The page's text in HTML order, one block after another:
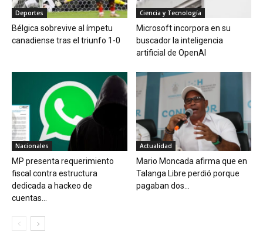
Deportes
Bélgica sobrevive al ímpetu
canadiense tras el triunfo 1-0
Ciencia y Tecnología
Microsoft incorpora en su
buscador la inteligencia
artificial de OpenAI
Nacionales
MP presenta requerimiento
fiscal contra estructura
dedicada a hackeo de
cuentas...
Actualidad
Mario Moncada afirma que en
Talanga Libre perdió porque
pagaban dos...